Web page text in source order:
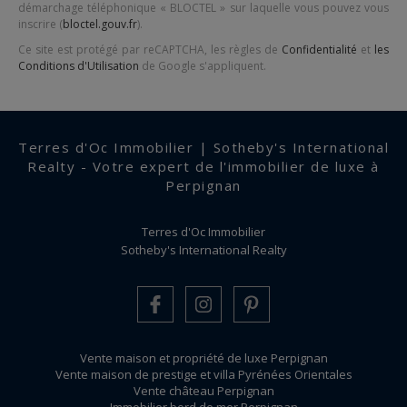
démarchage téléphonique « BLOCTEL » sur laquelle vous pouvez vous
inscrire (bloctel.gouv.fr).
Ce site est protégé par reCAPTCHA, les règles de Confidentialité et les
Conditions d'Utilisation de Google s'appliquent.
Terres d'Oc Immobilier | Sotheby's International
Realty - Votre expert de l'immobilier de luxe à
Perpignan
Terres d'Oc Immobilier
Sotheby's International Realty
Vente maison et propriété de luxe Perpignan
Vente maison de prestige et villa Pyrénées Orientales
Vente château Perpignan